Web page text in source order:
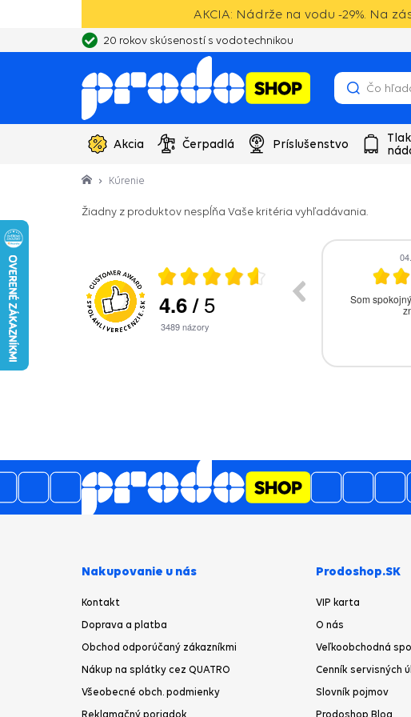
AKCIA: Nádrže na vodu -29%. Na
20 rokov skúseností s vodotechnikou
Akcia Čerpadlá Príslušenstvo
Kúrenie
Žiadny z produktov nespĺňa Vaše kritéria vyhľadávania.
4.6/5
3489názory
by som
nasledujúci
a nie po
J̌ano,bol som spokojný, budem vás
odporúčať
Som
Nakupovanie u nás
Kontakt
Doprava a platba
Obchod odporúčaný zákazníkmi
Nákup na splátky cez QUATRO
Všeobecné obch. podmienky
Reklamačný poriadok
Prodoshop.SK
VIP karta
O nás
Veľkoobchodná
Cenník servisných
Slovník pojmov
Prodoshop Blog